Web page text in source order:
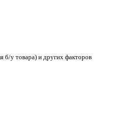
б/у товара) и других факторов